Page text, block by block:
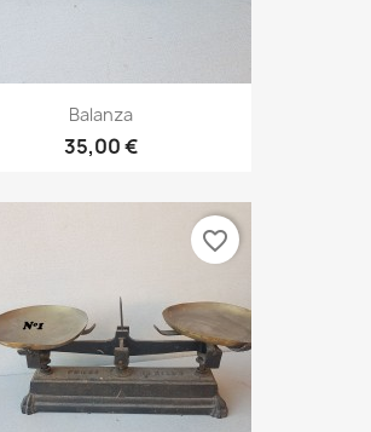
Balanza
35,00 €
favorite_border